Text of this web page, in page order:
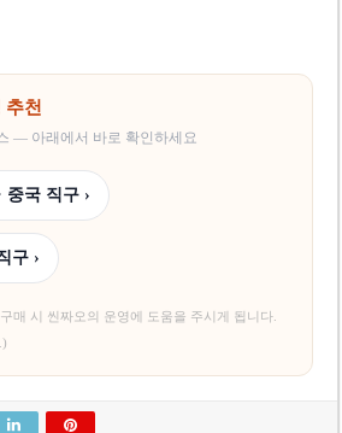
추천
— 아래에서 바로 확인하세요
중국 직구 ›
구 ›
매 시 씬짜오의 운영에 도움을 주시게 됩니다.